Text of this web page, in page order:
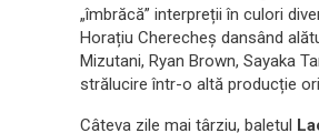
„îmbrăcă” interpreții în culori
Horațiu Cherecheș dansând
Mizutani, Ryan Brown, Sayaka
strălucire într-o altă producție
Câteva zile mai târziu, baletul